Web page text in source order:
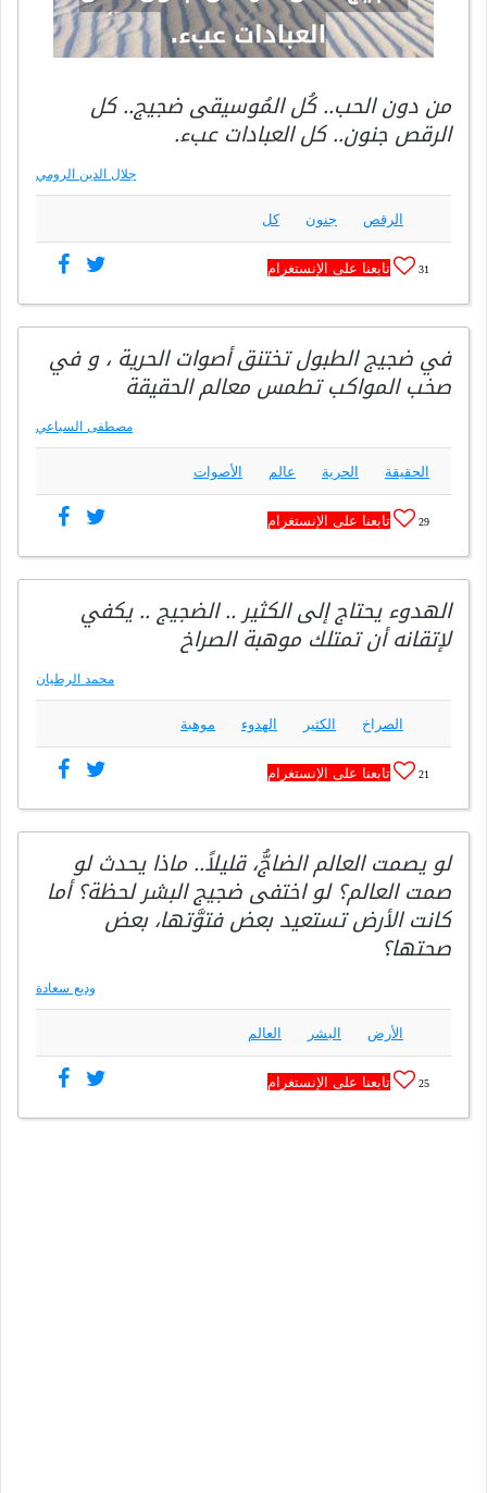
من دون الحب.. كُل المُوسيقى ضجيج.. كل
الرقص جنون.. كل العبادات عبء.
جلال الدين الرومي
الرقص جنون كل
31 تابعنا على الإنستغرام
في ضجيج الطبول تختنق أصوات الحرية ، و في
صخب المواكب تطمس معالم الحقيقة
مصطفى السباعي
الحقيقة الحرية عالم الأصوات
29 تابعنا على الإنستغرام
الهدوء يحتاج إلى الكثير .. الضجيج .. يكفي
لإتقانه أن تمتلك موهبة الصراخ
محمد الرطيان
الصراخ الكثير الهدوء موهبة
21 تابعنا على الإنستغرام
لو يصمت العالم الضاجُّ، قليلاً.. ماذا يحدث لو
صمت العالم؟ لو اختفى ضجيج البشر لحظة؟ أما
كانت الأرض تستعيد بعض فتوَّتها، بعض
صحتها؟
وديع سعادة
الأرض البشر العالم
25 تابعنا على الإنستغرام